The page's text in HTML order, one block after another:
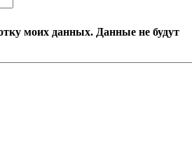
моих данных. Данные не будут